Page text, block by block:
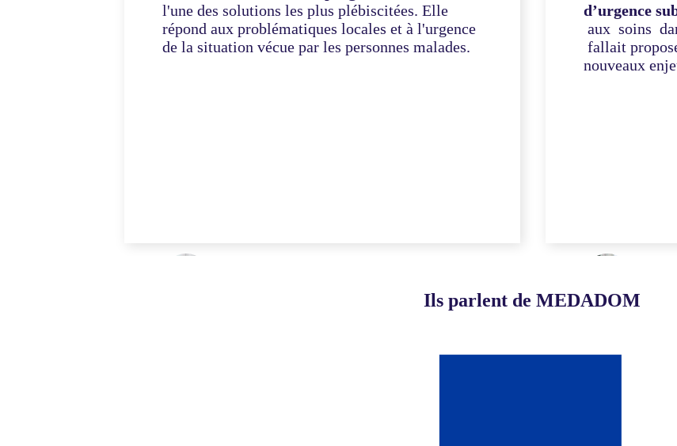
l'une des solutions les plus plébiscitées. Elle
répond aux problématiques locales et à l'urgence
de la situation vécue par les personnes malades.
d’urgence
aux soins
fallait
nouveaux
Ils parlent de MEDADOM